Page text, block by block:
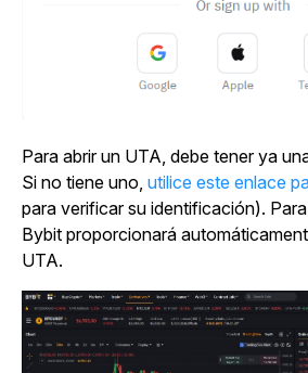
Para abrir un UTA, debe tener ya
Si no tiene uno, utilice este enlace
para verificar su identificación).
Bybit proporcionará
UTA.